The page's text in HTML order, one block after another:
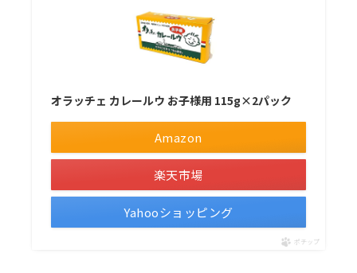
オラッチェ カレールウ お子様用 115g×2パック
Amazon
楽天市場
Yahooショッピング
ポチップ